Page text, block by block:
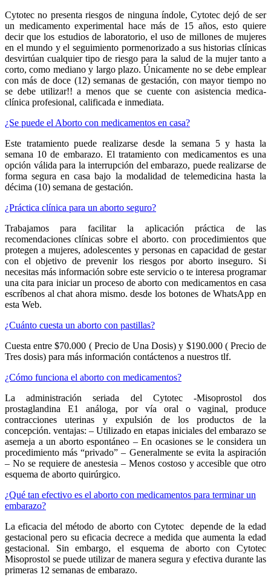
Cytotec no presenta riesgos de ninguna índole, Cytotec dejó de ser
un medicamento experimental hace más de 15 años, esto quiere
decir que los estudios de laboratorio, el uso de millones de mujeres
en el mundo y el seguimiento pormenorizado a sus historias clínicas
desvirtúan cualquier tipo de riesgo para la salud de la mujer tanto a
corto, como mediano y largo plazo. Únicamente no se debe emplear
con más de doce (12) semanas de gestación, con mayor tiempo no
se debe utilizar!! a menos que se cuente con asistencia medica-
clínica profesional, calificada e inmediata.
¿Se puede el Aborto con medicamentos en casa?
Este tratamiento puede realizarse desde la semana 5 y hasta la
semana 10 de embarazo. El tratamiento con medicamentos es una
opción válida para la interrupción del embarazo, puede realizarse de
forma segura en casa bajo la modalidad de telemedicina hasta la
décima (10) semana de gestación.
¿Práctica clínica para un aborto seguro?
Trabajamos para facilitar la aplicación práctica de las
recomendaciones clínicas sobre el aborto. con procedimientos que
protegen a mujeres, adolescentes y personas en capacidad de gestar
con el objetivo de prevenir los riesgos por aborto inseguro. Si
necesitas más información sobre este servicio o te interesa programar
una cita para iniciar un proceso de aborto con medicamentos en casa
escríbenos al chat ahora mismo. desde los botones de WhatsApp en
esta Web.
¿Cuánto cuesta un aborto con pastillas?
Cuesta entre $70.000 ( Precio de Una Dosis) y $190.000 ( Precio de
Tres dosis) para más información contáctenos a nuestros tlf.
¿Cómo funciona el aborto con medicamentos?
La administración seriada del Cytotec -Misoprostol dos
prostaglandina E1 análoga, por vía oral o vaginal, produce
contracciones uterinas y expulsión de los productos de la
concepción. ventajas: – Utilizado en etapas iniciales del embarazo se
asemeja a un aborto espontáneo – En ocasiones se le considera un
procedimiento más “privado” – Generalmente se evita la aspiración
– No se requiere de anestesia – Menos costoso y accesible que otro
esquema de aborto quirúrgico.
¿Qué tan efectivo es el aborto con medicamentos para terminar un
embarazo?
La eficacia del método de aborto con Cytotec depende de la edad
gestacional pero su eficacia decrece a medida que aumenta la edad
gestacional. Sin embargo, el esquema de aborto con Cytotec
Misoprostol se puede utilizar de manera segura y efectiva durante las
primeras 12 semanas de embarazo.